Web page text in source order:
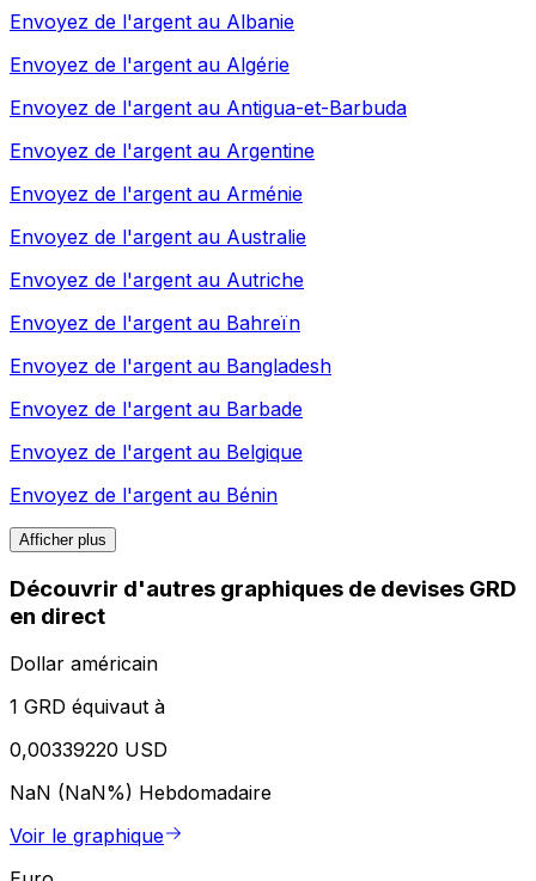
Envoyez de l'argent au Albanie
Envoyez de l'argent au Algérie
Envoyez de l'argent au Antigua-et-Barbuda
Envoyez de l'argent au Argentine
Envoyez de l'argent au Arménie
Envoyez de l'argent au Australie
Envoyez de l'argent au Autriche
Envoyez de l'argent au Bahreïn
Envoyez de l'argent au Bangladesh
Envoyez de l'argent au Barbade
Envoyez de l'argent au Belgique
Envoyez de l'argent au Bénin
Afficher plus
Découvrir d'autres graphiques de devises GRD
en direct
Dollar américain
1 GRD équivaut à
0,00339220 USD
NaN (NaN%) Hebdomadaire
Voir le graphique